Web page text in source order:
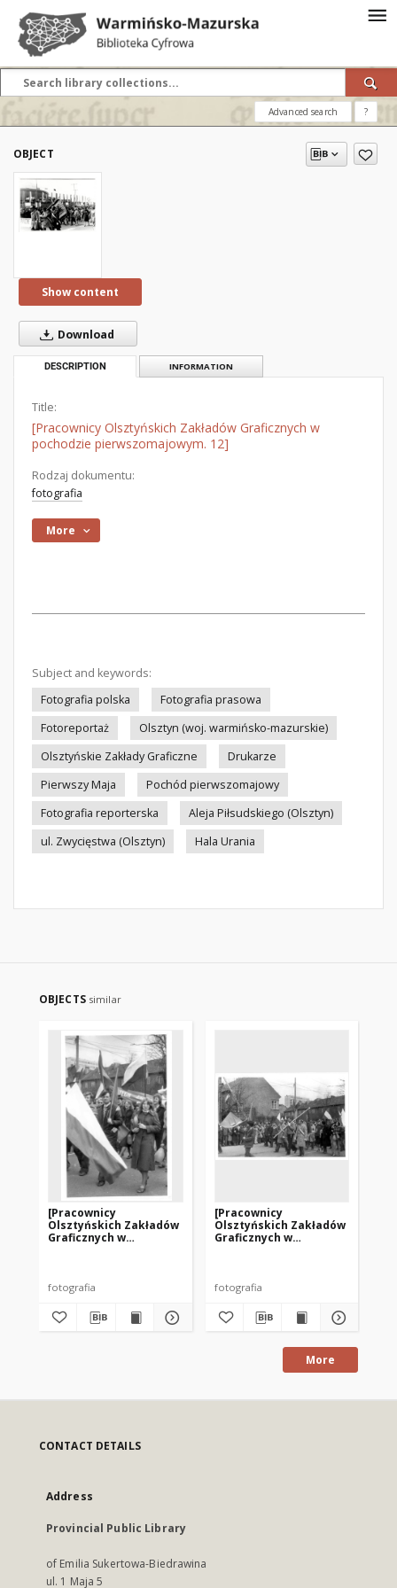
Advanced search ?
OBJECT
Show content
Download
DESCRIPTION INFORMATION
Title:
[Pracownicy Olsztyńskich Zakładów Graficznych w
pochodzie pierwszomajowym. 12]
Rodzaj dokumentu:
fotografia
More
Subject and keywords:
Fotografia polska
Fotografia prasowa
Fotoreportaż
Olsztyn (woj. warmińsko-mazurskie)
Olsztyńskie Zakłady Graficzne
Drukarze
Pierwszy Maja
Pochód pierwszomajowy
Fotografia reporterska
Aleja Piłsudskiego (Olsztyn)
ul. Zwycięstwa (Olsztyn)
Hala Urania
OBJECTS similar
[Pracownicy
Olsztyńskich Zakładów
Graficznych w
fotografia
[Pracownicy
Olsztyńskich Zakładów
Graficznych w
fotografia
More
CONTACT DETAILS
Address
Provincial Public Library
of Emilia Sukertowa-Biedrawina
ul. 1 Maja 5